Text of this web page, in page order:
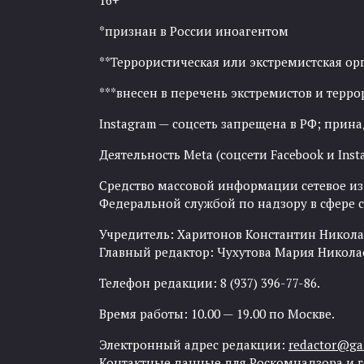
*признан в России иноагентом
**Террористическая или экстремистская
***внесен в перечень экстремистов и
Instagram — соцсеть запрещена в РФ;
Деятельность Meta (соцсети Facebook и
Средство массовой информации сетевое
Федеральной службой по надзору в
Учредитель: Харитонов Константин
Главный редактор: Чухутова Мария
Телефон редакции: 8 (937) 396-77-86.
Время работы: 10.00 — 19.00 по Москве.
Электронный адрес редакции: